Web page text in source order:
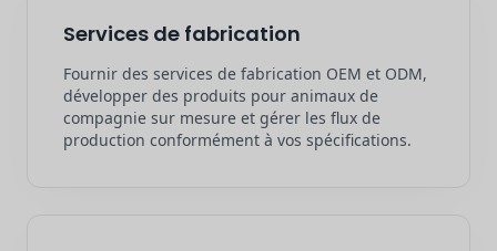
Services de fabrication
Fournir des services de fabrication OEM et ODM,
développer des produits pour animaux de
compagnie sur mesure et gérer les flux de
production conformément à vos spécifications.